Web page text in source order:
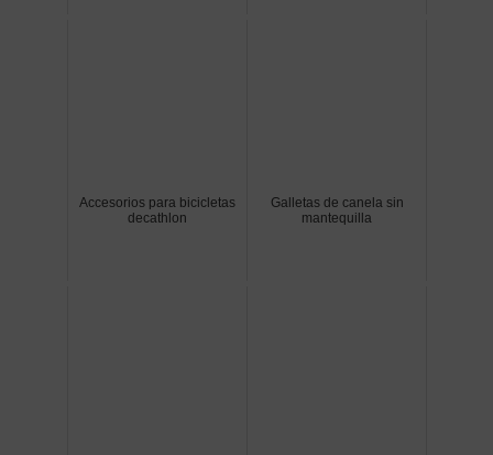
Accesorios para bicicletas
decathlon
Galletas de canela sin
mantequilla